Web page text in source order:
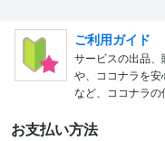
ご利用ガイド
サービスの出品
や、ココナラを
など、ココナラの
お支払い方法